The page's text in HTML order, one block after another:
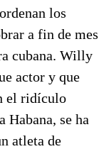
los
a fin de mes
cubana. Willy
actor y que
el ridículo
Habana, se ha
atleta de